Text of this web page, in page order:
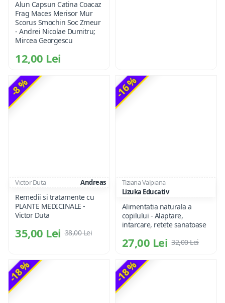
Alun Capsun Catina Coacaz
Frag Maces Merisor Mur
Scorus Smochin Soc Zmeur
- Andrei Nicolae Dumitru;
Mircea Georgescu
12,00 Lei
-8 %
Victor Duta Andreas
Remedii si tratamente cu
PLANTE MEDICINALE -
Victor Duta
35,00 Lei 38,00 Lei
-16 %
Tiziana Valpiana
Lizuka Educativ
Alimentatia naturala a
copilului - Alaptare,
intarcare, retete sanatoase
27,00 Lei 32,00 Lei
-18 % -18 %